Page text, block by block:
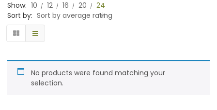
Show: 10 12 16 20
24
Sort by: Sort by average rating
No products were found matching your
selection.